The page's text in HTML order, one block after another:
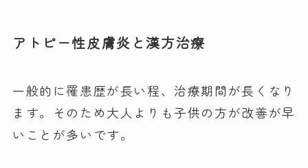
アトピー性皮膚炎と漢方治療
一般的に罹患歴が長い程、治療期間が長くなり
ます。そのため大人よりも子供の方が改善が早
いことが多いです。